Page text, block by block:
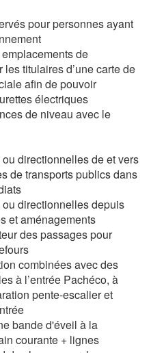
pour personnes ayant
de
titulaires d’une carte de
afin de pouvoir
électriques
de niveau avec le
directionnelles de et vers
de transports publics dans
directionnelles depuis
et aménagements
des passages pour
combinées avec des
à l’entrée Pachéco, à
pente-escalier et
bande d'éveil à la
courante + lignes